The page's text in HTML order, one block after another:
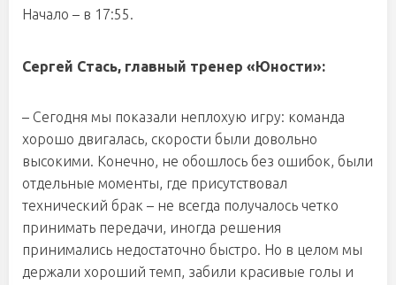
Начало – в 17:55.
Сергей Стась, главный тренер «Юности»:
– Сегодня мы показали неплохую игру: команда
хорошо двигалась, скорости были довольно
высокими. Конечно, не обошлось без ошибок, были
отдельные моменты, где присутствовал
технический брак – не всегда получалось четко
принимать передачи, иногда решения
принимались недостаточно быстро. Но в целом мы
держали хороший темп, забили красивые голы и